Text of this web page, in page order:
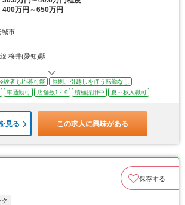
400万円～650万円
城市
桜井(愛知)駅
験者も応募可能
原則、引越しを伴う転勤なし
車通勤可 店舗数1～9 積極採用中 夏～秋入職可
見る この求人に興味がある
保存する